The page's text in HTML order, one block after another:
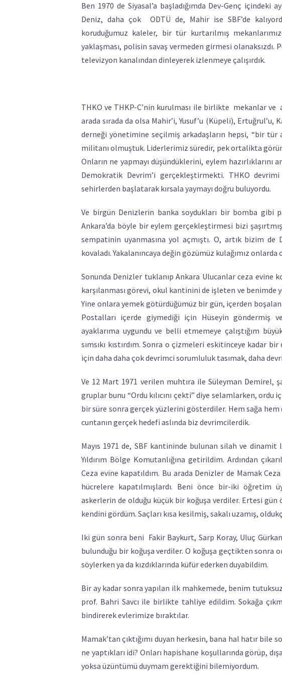
Ben 1970 de Siyasal’a başladığımda Dev-Genç
Deniz, daha çok ODTÜ de, Mahir ise SBF’de
koruduğumuz kaleler, bir tür kurtarılmış
yaklaşması, polisin savaş vermeden girmesi
televizyon kanalından dinleyerek izlenmeye çalışırdık.
THKO ve THKP-C’nin kurulması ile birlikte mekanlar ve
arada sırada da olsa Mahir’i, Yusuf’u (Küpeli), Ertuğrul’u,
derneği yönetimine seçilmiş arkadaşların hepsi, “bir tür
militanı olmuştuk. Liderlerimiz süredir, pek ortalikta
Onların ne yapmayı düşündüklerini, eylem
Demokratik Devrim’i gerçekleştirmekti. THKO
sehirlerden başlatarak kırsala yaymayı doğru buluyordu.
Ve birgün Denizlerin banka soydukları bir bomba gibi
Ankara’da böyle bir eylem gerçekleştirmesi bizi
sempatinin uyanmasına yol açmıştı. O, artık bizim
kovaladı. Yakalanıncaya değin gözümüz kulağımız
Sonunda Denizler tuklanıp Ankara Ulucanlar ceza evine
karşılanması görevi, okul kantinini de işleten ve
Yine onlara yemek götürdüğümüz bir gün, içerden
Postalları içerde giymediği için Hüseyin göndermiş
ayaklarıma uygundu ve belli etmemeye çalıştığım
sımsıkı kıstırdım. Sonra o çizmeleri eskitinceye kadar
için daha daha çok devrimci sorumluluk tasımak, daha
Ve 12 Mart 1971 verilen muhtıra ile Süleyman Demirel,
gruplar bunu “Ordu kılıcını çekti” diye selamlarken,
bir süre sonra gerçek yüzlerini gösterdiler. Hem sağa hem
cuntanın gerçek hedefi aslında biz devrimcilerdik.
Mayıs 1971 de, SBF kantininde bulunan silah ve dinamit
Yıldırım Bölge Komutanlığına getirildim. Ardından
Ceza evine kapatıldım. Bu arada Denizler de Mamak
hücrelere kapatılmışlardı. Beni önce bir-iki öğretim
askerlerin de olduğu küçük bir koğuşa verdiler. Ertesi gün
kendini gördüm. Saçları kısa kesilmiş, sakalı uzamış,
Iki gün sonra beni Fakir Baykurt, Sarp Koray, Uluç
bulunduğu bir koğuşa verdiler. O koğuşa geçtikten sonra
söylerken ya da kızdıklarında küfür ederken duyabildim.
Bir ay kadar sonra yapılan ilk mahkemede, benim
prof. Bahri Savcı ile birlikte tahliye edildim. Sokağa
bindirerek evlerimize bıraktılar.
Mamak’tan çıktığımı duyan herkesin, bana hal hatır
ne yaptıkları idi? Onları hapishane koşullarında görüp,
yoksa üzüntümü duymam gerektiğini bilemiyordum.